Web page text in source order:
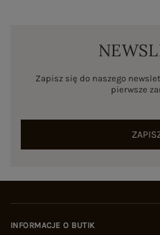
Zapisz się do naszego
pierwsze
INFORMACJE O BUTIK